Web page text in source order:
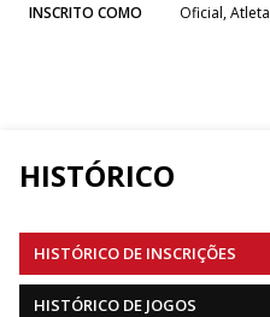
INSCRITO COMO Oficial, Atleta
HISTÓRICO
HISTÓRICO DE INSCRIÇÕES
HISTÓRICO DE JOGOS